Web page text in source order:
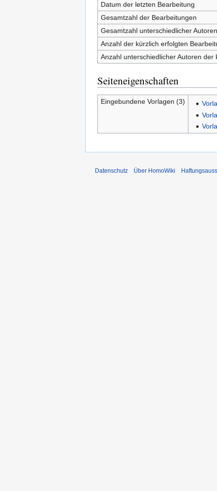
Datum der letzten Bearbeitung
Gesamtzahl der Bearbeitungen
Gesamtzahl unterschiedlicher Autoren
Anzahl der kürzlich erfolgten
Anzahl unterschiedlicher Autoren
Seiteneigenschaften
Eingebundene Vorlagen (3)
Datenschutz Über HomoWiki